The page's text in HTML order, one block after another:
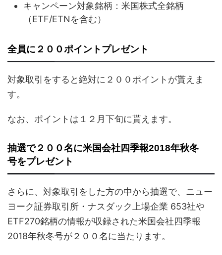
キャンペーン対象銘柄：米国株式全銘柄
（ETF/ETNを含む）
全員に２００ポイントプレゼント
対象取引をすると絶対に２００ポイントが貰えま
す。
なお、ポイントは１２月下旬に貰えます。
抽選で２００名に米国会社四季報2018年秋冬
号をプレゼント
さらに、対象取引をした方の中から抽選で、ニュー
ヨーク証券取引所・ナスダック上場企業 653社や
ETF270銘柄の情報が収録された米国会社四季報
2018年秋冬号が２００名に当たります。